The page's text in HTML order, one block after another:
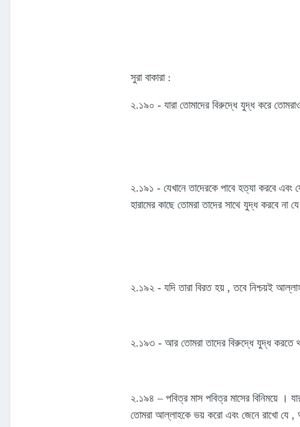
সুরা বাকারা :
‌২.‌১৯০ - যারা তোমাদের বিরুদ্ধে যুদ্ধ করে
২.১৯১ - যেখানে তাদেরকে পাবে হত্যা করবে
হারামের কাছে তোমরা তাদের সাথে যুদ্ধ করবে না
২.১৯২ - যদি তারা বিরত হয় , তবে নিশ্চয়ই
২.১৯৩ - আর তোমরা তাদের বিরুদ্ধে যুদ্ধ করতে
২.১৯৪ – পবিত্র মাস পবিত্র মাসের বিনিময়ে ।
তোমরা আল্লাহকে ভয় করো এবং জেনে রাখো যে ,